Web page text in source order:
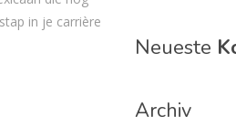
in je carrière
Neueste
Archiv